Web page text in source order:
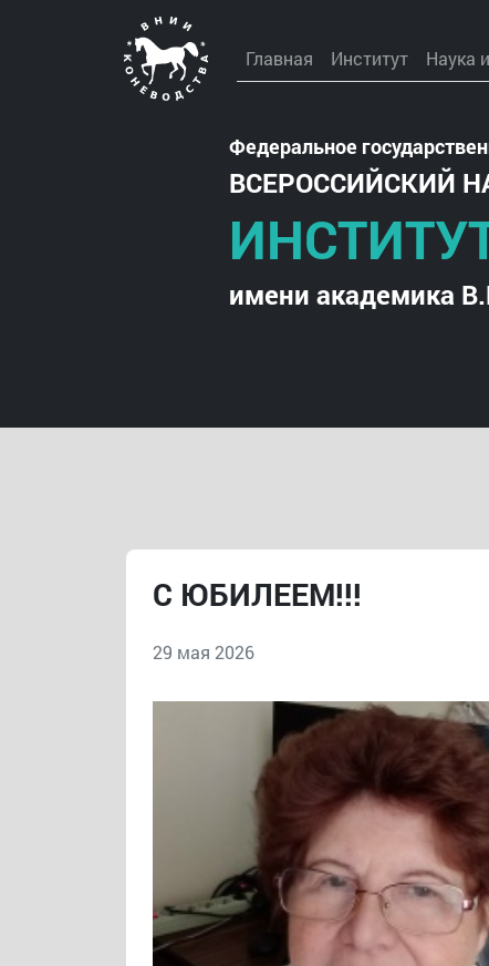
Главная Институт Наука
Федеральное
ВСЕРОССИЙСКИЙ
имени академика
С ЮБИЛЕЕМ!!!
29 мая 2026